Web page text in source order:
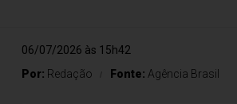
06/07/2026 às 15h42
Por: Redação Fonte: Agência Brasil